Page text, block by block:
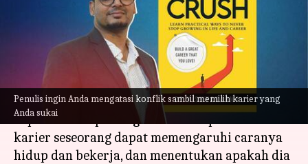
Penulis ingin Anda mengatasi konflik sambil memilih karier yang
Anda sukai
konflik karier
Taufiq Al Jufri Mar 14, 2023 11:30 am
Apa ceritanya
Memilih karier yang tepat mungkin merupakan
keputusan terpenting dalam hidup. Pilihan
karier seseorang dapat memengaruhi caranya
hidup dan bekerja, dan menentukan apakah dia